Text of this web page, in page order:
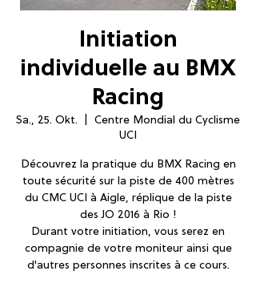
Initiation
individuelle au BMX
Racing
Sa., 25. Okt.
Centre Mondial du Cyclisme
UCI
Découvrez la pratique du BMX Racing en
toute sécurité sur la piste de 400 mètres
du CMC UCI à Aigle, réplique de la piste
des JO 2016 à Rio !
Durant votre initiation, vous serez en
compagnie de votre moniteur ainsi que
d'autres personnes inscrites à ce cours.